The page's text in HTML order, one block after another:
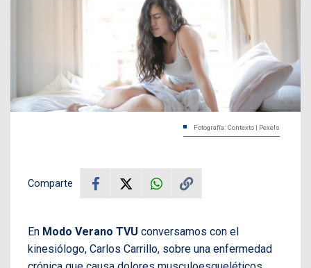
Fotografía: Contexto | Pexels
Comparte
En Modo Verano TVU conversamos con el
kinesiólogo, Carlos Carrillo, sobre una enfermedad